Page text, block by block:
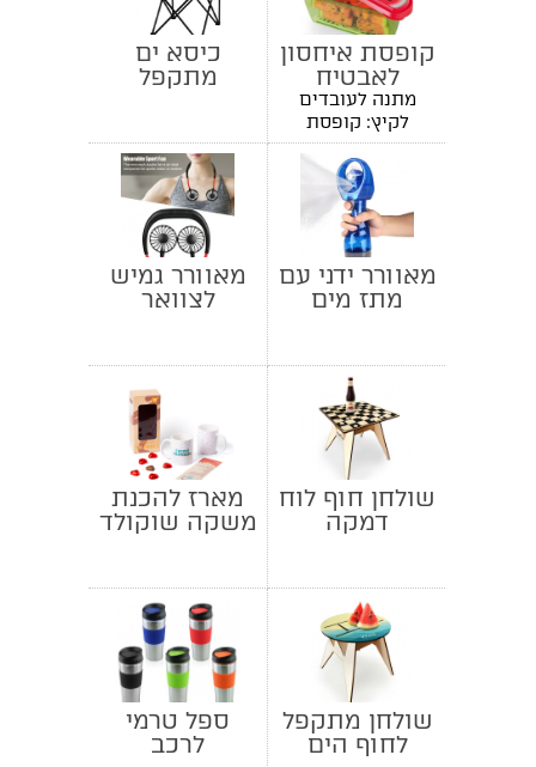
קופסת איחסון
לאבטיח
מתנה לעובדים
לקיץ: קופסת
אבטיח ממותגת
כיסא ים
מתקפל
מאוורר ידני עם
מתז מים
מאוורר גמיש
לצוואר
שולחן חוף לוח
דמקה
מארז להכנת
משקה שוקולד
שולחן מתקפל
לחוף הים
ספל טרמי
לרכב